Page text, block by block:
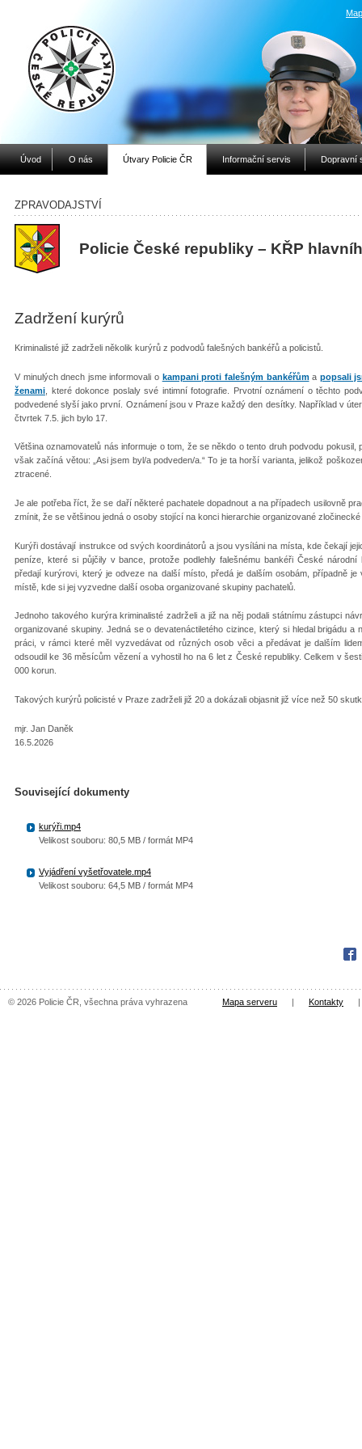
Úvod O nás Útvary Policie ČR Informační servis Dopravní
ZPRAVODAJSTVÍ
Policie České republiky – KŘP
Zadržení kurýrů
Kriminalisté již zadrželi několik kurýrů z podvodů falešných bankéřů a policistů.
V minulých dnech jsme informovali o kampani proti falešným bankéřůma popsali
ženami , které dokonce poslaly své intimní fotografie. Prvotní oznámení o těchto
podvedené slyší jako první. Oznámení jsou v Praze každý den desítky. Například v
čtvrtek 7.5. jich bylo 17.
Většina oznamovatelů nás informuje o tom, že se někdo o tento druh podvodu
však začíná větou: „Asi jsem byl/a podveden/a.“ To je ta horší varianta, jelikož
ztracené.
Je ale potřeba říct, že se daří některé pachatele dopadnout a na případech usilovně
zmínit, že se většinou jedná o osoby stojící na konci hierarchie organizované
Kurýři dostávají instrukce od svých koordinátorů a jsou vysíláni na místa, kde čekají
peníze, které si půjčily v bance, protože podlehly falešnému bankéři České
předají kurýrovi, který je odveze na další místo, předá je dalším osobám, případně
místě, kde si jej vyzvedne další osoba organizované skupiny pachatelů.
Jednoho takového kurýra kriminalisté zadrželi a již na něj podali státnímu zástupci
organizované skupiny. Jedná se o devatenáctiletého cizince, který si hledal brigádu a
práci, v rámci které měl vyzvedávat od různých osob věci a předávat je dalším
odsoudil ke 36 měsícům vězení a vyhostil ho na 6 let z České republiky. Celkem v
000 korun.
Takových kurýrů policisté v Praze zadrželi již 20 a dokázali objasnit již více než 50
mjr. Jan Daněk
16.5.2026
Související dokumenty
kurýři.mp4
Velikost souboru: 80,5 MB / formát MP4
Vyjádření vyšetřovatele.mp4
Velikost souboru: 64,5 MB / formát MP4
© 2026 Policie ČR, všechna práva vyhrazena Mapa serveru | Kontakty |